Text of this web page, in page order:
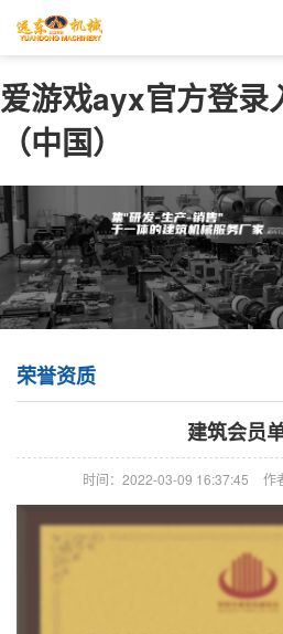
爱游戏ayx官方登录
（中国）
荣誉资质
建筑会员
时间：2022-03-09 16:37:45 作